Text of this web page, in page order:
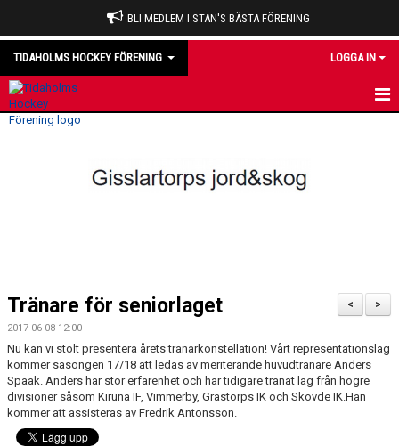
BLI MEDLEM I STAN'S BÄSTA FÖRENING
TIDAHOLMS HOCKEY FÖRENING LOGGA IN
MATCHER
DOMARE
MEDLEM
KIOSKEN
>
<
Tränare för seniorlaget
2017-06-08 12:00
Nu kan vi stolt presentera årets tränarkonstellation! Vårt representationslag
kommer säsongen 17/18 att ledas av meriterande huvudtränare Anders
Spaak. Anders har stor erfarenhet och har tidigare tränat lag från högre
divisioner såsom Kiruna IF, Vimmerby, Grästorps IK och Skövde IK.Han
kommer att assisteras av Fredrik Antonsson.